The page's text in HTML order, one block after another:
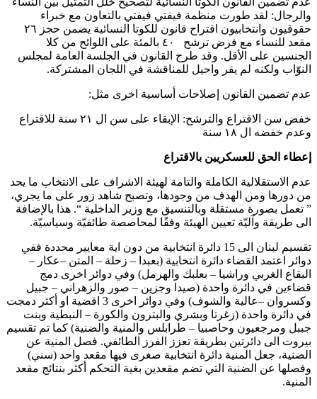
والرجال: لقد طورت منظمة فيفتي فيفتي بالتعاون مع خبراء
حقوقيون وانتخابيون اقتراح قانون للكوتا النسائية يضمن حجز ٢٦
مقعد للنساء مع فرض ترشح ٤٠ بالمئة على اللوائح من كلا
الجنسين على الأقل. وقد طرح القانون في الجلسة العامة لمجلس
النوّاب ولكنه لم يقر واحيل للمناقشة في اللجان المشتركة.
عدم تضمين القانون إصلاحات أساسية اخرى مثل:
خفض سن الاقتراع والترشح: الإبقاء على سن ال ٢١ سنة للاقتراع
وعدم خفضه ال ١٨ سنة
إعطاء الحق للعسكريين بالاقتراع
عدم الاستقلالية الكاملة والتامة لهيئة الاشراف على الانتخاب ما يحد
من دورها ومن الهدف من وجودها، وتصبح شاهد زور على ما يجري،
” تعمل بصورة مستقلة وبالتنسيق مع وزير الداخلية “. هذا بالإضافة
الى طريقة وآليّة تعيين الهيئة وفقًا لمحاصصة طائفيّة وسياسيّة.
تقسيم لبنان الى 15 دائرة انتخابية من دون اية معايير محددة ففي
دوائر اعتمد القضاء دائرة انتخابية (بعبدا – زحلة – المتن –عكار –
البقاع الغربي وراشيا – بعلبك والهرمل) وفي دوائر اخرى دمج
قضاءين في دائرة واحدة (صيدا وجزين – صور والزهراني – جبيل
وكسروان –عالية والشوف) وفي دوائر اخرى 3 اقضية او أكثر دمجت
في دائرة واحدة (زغرتا وبشري والبترون والكورة – النبطية وبنت
جببل ومرجعيون وحاصبيا – طرابلس والمنية والضنية) كما تم تقسيم
بيروت الى دائرتين بطريقة تعزز الفرز الطائفي. فصل المنية عن
الضنية، جعل المنية دائرة انتخابية صغرى فيها مقعد واحد (سني)
وفصلها عن الضنية التي تضم مقعدين بغية التحكم أكثر بنتائج مقعد
المنية.